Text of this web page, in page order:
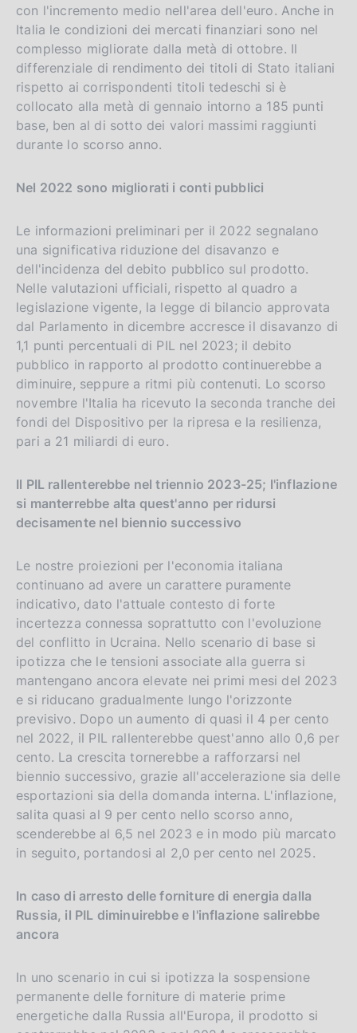
con l'incremento medio nell'area dell'euro. Anche in
Italia le condizioni dei mercati finanziari sono nel
complesso migliorate dalla metà di ottobre. Il
differenziale di rendimento dei titoli di Stato italiani
rispetto ai corrispondenti titoli tedeschi si è
collocato alla metà di gennaio intorno a 185 punti
base, ben al di sotto dei valori massimi raggiunti
durante lo scorso anno.
Nel 2022 sono migliorati i conti pubblici
Le informazioni preliminari per il 2022 segnalano
una significativa riduzione del disavanzo e
dell'incidenza del debito pubblico sul prodotto.
Nelle valutazioni ufficiali, rispetto al quadro a
legislazione vigente, la legge di bilancio approvata
dal Parlamento in dicembre accresce il disavanzo di
1,1 punti percentuali di PIL nel 2023; il debito
pubblico in rapporto al prodotto continuerebbe a
diminuire, seppure a ritmi più contenuti. Lo scorso
novembre l'Italia ha ricevuto la seconda tranche dei
fondi del Dispositivo per la ripresa e la resilienza,
pari a 21 miliardi di euro.
Il PIL rallenterebbe nel triennio 2023-25; l'inflazione
si manterrebbe alta quest'anno per ridursi
decisamente nel biennio successivo
Le nostre proiezioni per l'economia italiana
continuano ad avere un carattere puramente
indicativo, dato l'attuale contesto di forte
incertezza connessa soprattutto con l'evoluzione
del conflitto in Ucraina. Nello scenario di base si
ipotizza che le tensioni associate alla guerra si
mantengano ancora elevate nei primi mesi del 2023
e si riducano gradualmente lungo l'orizzonte
previsivo. Dopo un aumento di quasi il 4 per cento
nel 2022, il PIL rallenterebbe quest'anno allo 0,6 per
cento. La crescita tornerebbe a rafforzarsi nel
biennio successivo, grazie all'accelerazione sia delle
esportazioni sia della domanda interna. L'inflazione,
salita quasi al 9 per cento nello scorso anno,
scenderebbe al 6,5 nel 2023 e in modo più marcato
in seguito, portandosi al 2,0 per cento nel 2025.
In caso di arresto delle forniture di energia dalla
Russia, il PIL diminuirebbe e l'inflazione salirebbe
ancora
In uno scenario in cui si ipotizza la sospensione
permanente delle forniture di materie prime
energetiche dalla Russia all'Europa, il prodotto si